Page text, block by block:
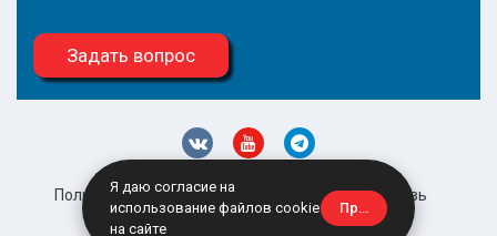
Задать вопрос
Политика конфиденциальности
Обратная связь
site@prizyvanet.ru
Я даю согласие на
использование файлов cookie
на сайте
Принять